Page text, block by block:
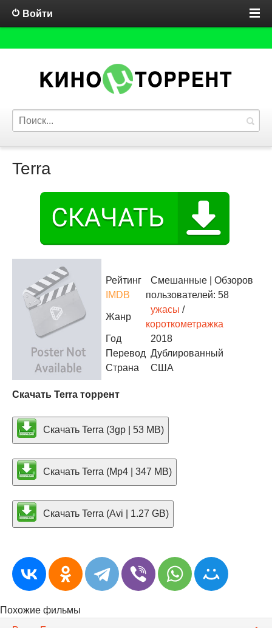
Войти
Terra
Рейтинг
IMDB
Смешанные | Обзоров
пользователей: 58
Жанр
ужасы /
короткометражка
Год
2018
Перевод Дублированный
Страна
США
Скачать Terra торрент
Скачать Terra (3gp | 53 MB)
Скачать Terra (Mp4 | 347 MB)
Скачать Terra (Avi | 1.27 GB)
Похожие фильмы